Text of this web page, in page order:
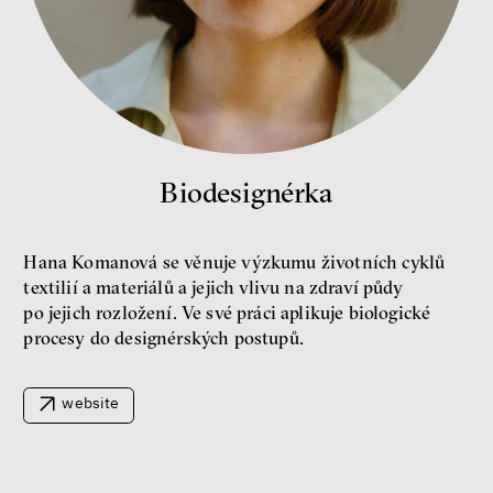
Bill McKibben
Environmentalista, spisovatel,
publicista
Nehrajeme o to, jaké peníze
budeme mít, ale čí budou, říká
Biodesignérka
Hana Komanová se věnuje výzkumu životních cyklů
textilií a materiálů a jejich vlivu na zdraví půdy
po jejich rozložení. Ve své práci aplikuje biologické
procesy do designérských postupů.
website